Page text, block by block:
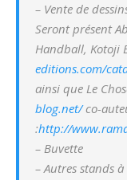
– Vente de
Seront présent
Handball, Kotoji
editions.com/
ainsi que Le
blog.net/co-
:http://
– Buvette
– Autres stands